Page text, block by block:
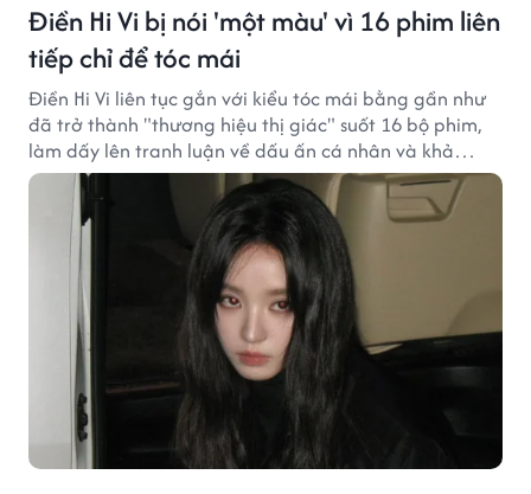
Điền Hi Vi bị nói 'một màu' vì 16 phim liên
tiếp chỉ để tóc mái
Điền Hi Vi liên tục gắn với kiểu tóc mái bằng gần như
đã trở thành "thương hiệu thị giác" suốt 16 bộ phim,
làm dấy lên tranh luận về dấu ấn cá nhân và khả
năng biến hóa trên màn ảnh.